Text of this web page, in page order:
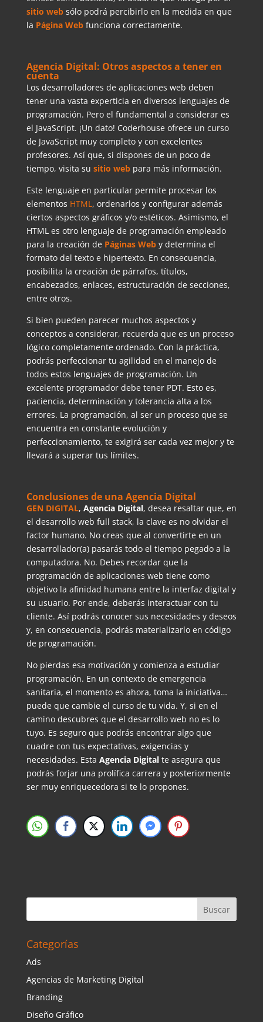
sitio websólo podrá percibirlo en la medida en que
la Página Webfunciona correctamente.
Agencia Digital: Otros aspectos a tener en
cuenta
Los desarrolladores de aplicaciones web deben
tener una vasta experticia en diversos lenguajes de
programación. Pero el fundamental a considerar es
el JavaScript. ¡Un dato! Coderhouse ofrece un curso
de JavaScript muy completo y con excelentes
profesores. Así que, si dispones de un poco de
tiempo, visita su sitio webpara más información.
Este lenguaje en particular permite procesar los
elementos HTML, ordenarlos y configurar además
ciertos aspectos gráficos y/o estéticos. Asimismo, el
HTML es otro lenguaje de programación empleado
para la creación de Páginas Web y determina el
formato del texto e hipertexto. En consecuencia,
posibilita la creación de párrafos, títulos,
encabezados, enlaces, estructuración de secciones,
entre otros.
Si bien pueden parecer muchos aspectos y
conceptos a considerar, recuerda que es un proceso
lógico completamente ordenado. Con la práctica,
podrás perfeccionar tu agilidad en el manejo de
todos estos lenguajes de programación. Un
excelente programador debe tener PDT. Esto es,
paciencia, determinación y tolerancia alta a los
errores. La programación, al ser un proceso que se
encuentra en constante evolución y
perfeccionamiento, te exigirá ser cada vez mejor y te
llevará a superar tus límites.
Conclusiones de una Agencia Digital
GEN DIGITAL, Agencia Digital, desea resaltar que, en
el desarrollo web full stack, la clave es no olvidar el
factor humano. No creas que al convertirte en un
desarrollador(a) pasarás todo el tiempo pegado a la
computadora. No. Debes recordar que la
programación de aplicaciones web tiene como
objetivo la afinidad humana entre la interfaz digital y
su usuario. Por ende, deberás interactuar con tu
cliente. Así podrás conocer sus necesidades y deseos
y, en consecuencia, podrás materializarlo en código
de programación.
No pierdas esa motivación y comienza a estudiar
programación. En un contexto de emergencia
sanitaria, el momento es ahora, toma la iniciativa…
puede que cambie el curso de tu vida. Y, si en el
camino descubres que el desarrollo web no es lo
tuyo. Es seguro que podrás encontrar algo que
cuadre con tus expectativas, exigencias y
necesidades. Esta Agencia Digitalte asegura que
podrás forjar una prolífica carrera y posteriormente
ser muy enriquecedora si te lo propones.
Categorías
Ads
Agencias de Marketing Digital
Branding
Diseño Gráfico